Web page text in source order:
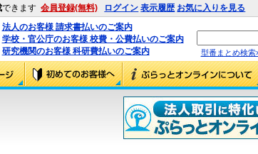
できます 会員登録(無料) ログイン 表示履歴 お気に入りを見る
法人のお客様 請求書払いのご案内
学校・官公庁のお客様 校費・公費払いのご案内
研究機関のお客様 科研費払いのご案内
型番まとめ検索